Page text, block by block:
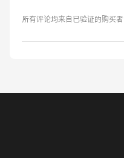
所有评论均来自已验证的购买者